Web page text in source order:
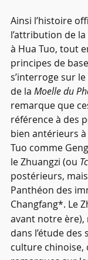
Ainsi l’histoire
l’attribution de
à Hua Tuo, tout
principes de
s’interroge sur
de la Moelle du
remarque que
référence à des
bien antérieurs à
Tuo comme
le Zhuangzi (ou
postérieurs,
Panthéon des
Changfang*. Le
avant notre ère),
dans l’étude des
culture chinoise,